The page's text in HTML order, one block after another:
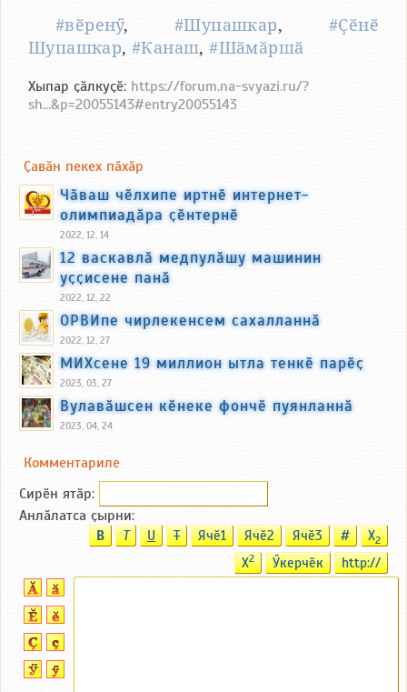
#вӗренӳ,#Шупашкар, #Ҫӗнӗ
Шупашкар,#Канаш,#Шӑмӑршӑ
Хыпар ҫӑлкуҫӗ: https://forum.na-svyazi.ru/?
sh...&p=20055143#entry20055143
Ҫавӑн пекех пӑхӑр
Чӑваш чӗлхипе иртнӗ интернет-
олимпиадӑра ҫӗнтернӗ
2022, 12, 14
12 васкавлӑ медпулӑшу машинин
уҫҫисене панӑ
2022, 12, 22
ОРВИпе чирлекенсем сахалланнӑ
2022, 12, 27
МИХсене 19 миллион ытла тенкӗ парӗҫ
2023, 03, 27
Вулавӑшсен кӗнеке фончӗ пуянланнӑ
2023, 04, 24
Комментариле
Сирӗн ятӑp:
Анлӑлатса ҫырни:
B T U T Ячӗ1 Ячӗ2 Ячӗ3 # X2
X2 Ӳкерчӗк http://